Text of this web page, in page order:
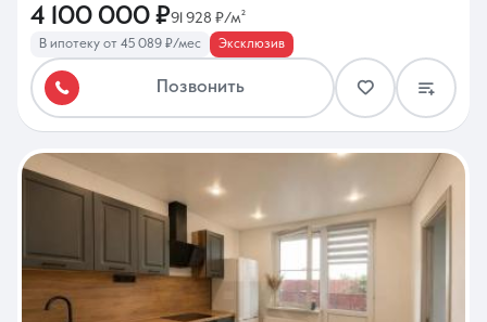
4 100 000 ₽91 928 ₽/м²
В ипотеку от 45 089 ₽/мес Эксклюзив
Позвонить